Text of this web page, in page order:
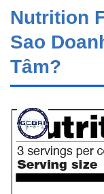
Nutrition
Sao
Tâm?